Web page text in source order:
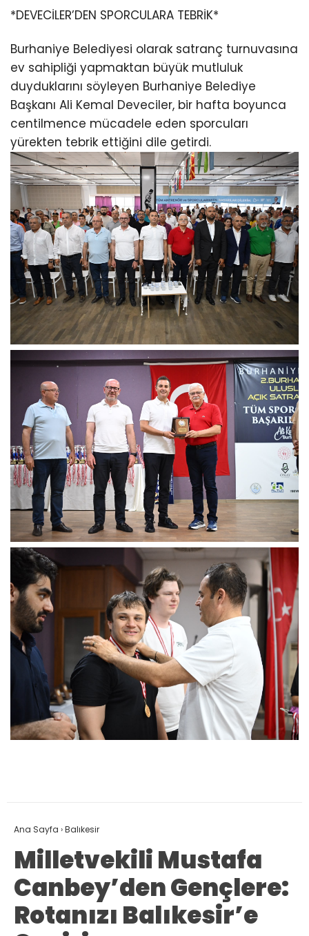
*DEVECİLER’DEN SPORCULARA TEBRİK*
Burhaniye Belediyesi olarak satranç turnuvasına
ev sahipliği yapmaktan büyük mutluluk
duyduklarını söyleyen Burhaniye Belediye
Başkanı Ali Kemal Deveciler, bir hafta boyunca
centilmence mücadele eden sporcuları
yürekten tebrik ettiğini dile getirdi.
Ana Sayfa ›Balıkesir
Milletvekili Mustafa
Canbey’den Gençlere:
Rotanızı Balıkesir’e